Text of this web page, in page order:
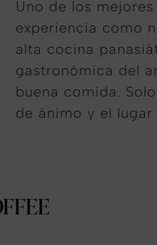
Uno de los
experiencia como
alta cocina
gastronómica del
buena comida.
de ánimo y el lugar